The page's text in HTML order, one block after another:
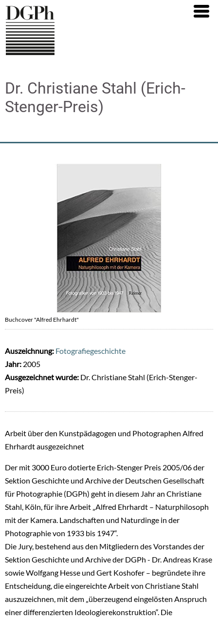
Direkt
zum
Inhalt
Dr. Christiane Stahl (Erich-
Stenger-Preis)
Buchcover "Alfred Ehrhardt"
Auszeichnung: Fotografiegeschichte
Jahr: 2005
Ausgezeichnet wurde: Dr. Christiane Stahl (Erich-Stenger-
Preis)
Arbeit über den Kunstpädagogen und Photographen Alfred
Ehrhardt ausgezeichnet
Der mit 3000 Euro dotierte Erich-Stenger Preis 2005/06 der
Sektion Geschichte und Archive der Deutschen Gesellschaft
für Photographie (DGPh) geht in diesem Jahr an Christiane
Stahl, Köln, für ihre Arbeit „Alfred Ehrhardt – Naturphilosoph
mit der Kamera. Landschaften und Naturdinge in der
Photographie von 1933 bis 1947“.
Die Jury, bestehend aus den Mitgliedern des Vorstandes der
Sektion Geschichte und Archive der DGPh - Dr. Andreas Krase
sowie Wolfgang Hesse und Gert Koshofer – begründete ihre
Entscheidung, die eingereichte Arbeit von Christiane Stahl
auszuzeichnen, mit dem „überzeugend eingelösten Anspruch
einer differenzierten Ideologierekonstruktion“. Die